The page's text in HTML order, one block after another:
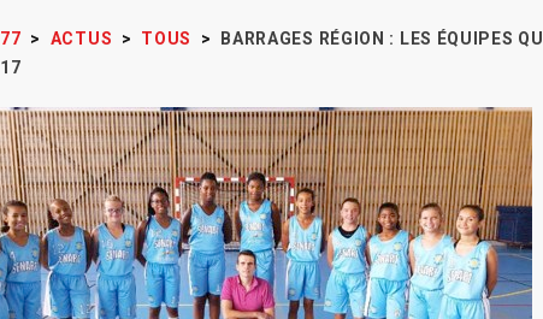
> ACTUS > TOUS >
BARRAGES RÉGION : LES ÉQUIPES